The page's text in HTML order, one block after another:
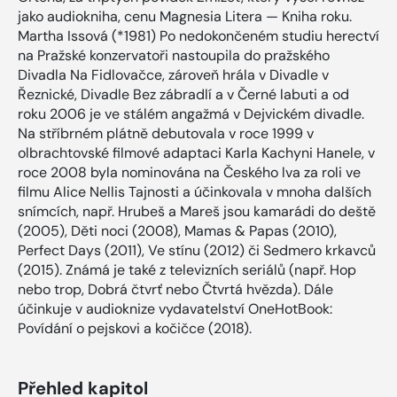
jako audiokniha, cenu Magnesia Litera — Kniha roku.
Martha Issová (*1981) Po nedokončeném studiu herectví
na Pražské konzervatoři nastoupila do pražského
Divadla Na Fidlovačce, zároveň hrála v Divadle v
Řeznické, Divadle Bez zábradlí a v Černé labuti a od
roku 2006 je ve stálém angažmá v Dejvickém divadle.
Na stříbrném plátně debutovala v roce 1999 v
olbrachtovské filmové adaptaci Karla Kachyni Hanele, v
roce 2008 byla nominována na Českého lva za roli ve
filmu Alice Nellis Tajnosti a účinkovala v mnoha dalších
snímcích, např. Hrubeš a Mareš jsou kamarádi do deště
(2005), Děti noci (2008), Mamas & Papas (2010),
Perfect Days (2011), Ve stínu (2012) či Sedmero krkavců
(2015). Známá je také z televizních seriálů (např. Hop
nebo trop, Dobrá čtvrť nebo Čtvrtá hvězda). Dále
účinkuje v audioknize vydavatelství OneHotBook:
Povídání o pejskovi a kočičce (2018).
Přehled kapitol